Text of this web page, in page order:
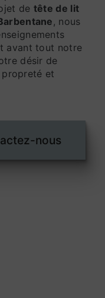
de tête de lit
, nous
avant tout notre
désir de
et
nous